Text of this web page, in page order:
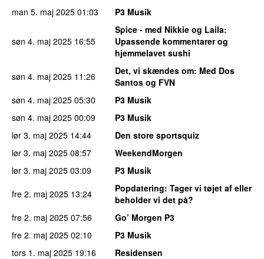
man 5. maj 2025 01:03 P3 Musik
søn 4. maj 2025 16:55
Spice - med Nikkie og Laila:
Upassende kommentarer og
hjemmelavet sushi
søn 4. maj 2025 11:26 Det, vi skændes om: Med Dos
Santos og FVN
søn 4. maj 2025 05:30
P3 Musik
søn 4. maj 2025 00:09
P3 Musik
lør 3. maj 2025 14:44
Den store sportsquiz
lør 3. maj 2025 08:57
WeekendMorgen
lør 3. maj 2025 03:09
P3 Musik
fre 2. maj 2025 13:24 Popdatering: Tager vi tøjet af eller
beholder vi det på?
fre 2. maj 2025 07:56
Go’ Morgen P3
fre 2. maj 2025 02:10
P3 Musik
tors 1. maj 2025 19:16
Residensen